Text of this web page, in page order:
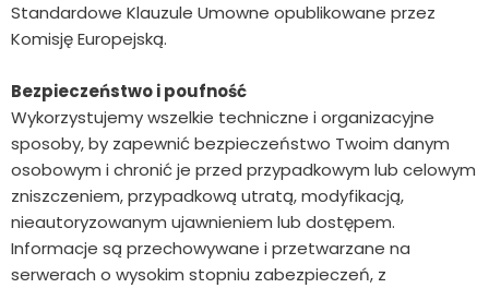
Standardowe Klauzule Umowne opublikowane przez
Komisję Europejską.
Bezpieczeństwo i poufność
Wykorzystujemy wszelkie techniczne i organizacyjne
sposoby, by zapewnić bezpieczeństwo Twoim danym
osobowym i chronić je przed przypadkowym lub celowym
zniszczeniem, przypadkową utratą, modyfikacją,
nieautoryzowanym ujawnieniem lub dostępem.
Informacje są przechowywane i przetwarzane na
serwerach o wysokim stopniu zabezpieczeń, z